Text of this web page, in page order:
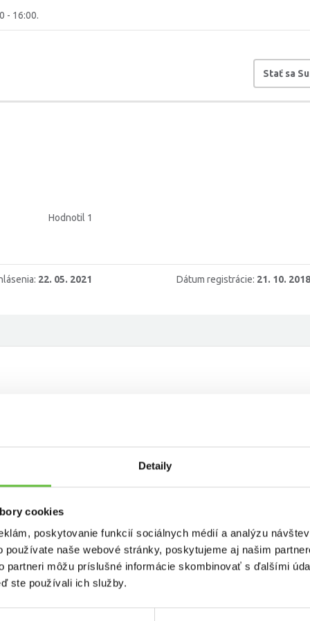
Detaily
cookies
poskytovanie funkcií sociálnych médií a analýzu
používate naše webové stránky, poskytujeme aj našim
partneri môžu príslušné informácie skombinovať s ďalšími
ste používali ich služby.
- 16:00.
Stať sa
Hodnotil 1
22. 05. 2021 Dátum registrácie: 21. 10. 2018